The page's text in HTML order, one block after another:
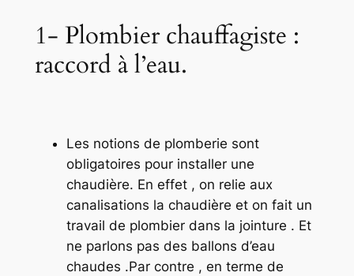
1- Plombier chauffagiste :
raccord à l’eau.
Les notions de plomberie sont
obligatoires pour installer une
chaudière. En effet , on relie aux
canalisations la chaudière et on fait un
travail de plombier dans la jointure . Et
ne parlons pas des ballons d’eau
chaudes .Par contre , en terme de